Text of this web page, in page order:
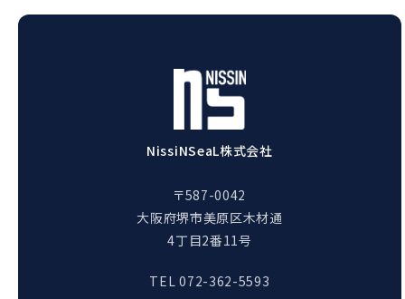
NissiNSeaL株式会社
〒587-0042
大阪府堺市美原区木材通
4丁目2番11号
TEL 072-362-5593